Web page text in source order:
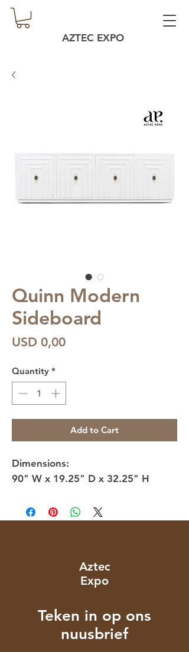
AZTEC EXPO
Quinn Modern
Sideboard
USD 0,00Price
Quantity *
Add to Cart
Dimensions:
90" W x 19.25" D x 32.25" H
Aztec
Expo
Teken in op ons
nuusbrief